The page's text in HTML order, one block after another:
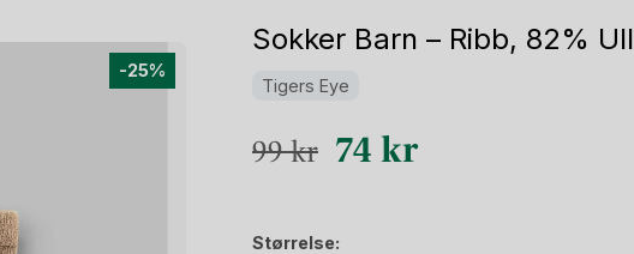
-25%
Sokker Barn – Ribb, 82% Ull
Tigers Eye
99kr Opprinnelig
74krNåværende
Størrelse: